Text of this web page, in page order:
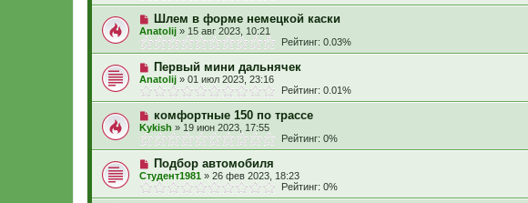
Шлем в форме немецкой каски
Anatolij » 15 авг 2023, 10:21
Рейтинг: 0.03%
Первый мини дальнячек
Anatolij » 01 июл 2023, 23:16
Рейтинг: 0.01%
комфортные 150 по трассе
Kykish » 19 июн 2023, 17:55
Рейтинг: 0%
Подбор автомобиля
Студент1981 » 26 фев 2023, 18:23
Рейтинг: 0%